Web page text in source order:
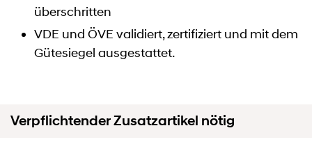
überschritten
VDE und ÖVE validiert, zertifiziert und mit dem
Gütesiegel ausgestattet.
Verpflichtender Zusatzartikel nötig